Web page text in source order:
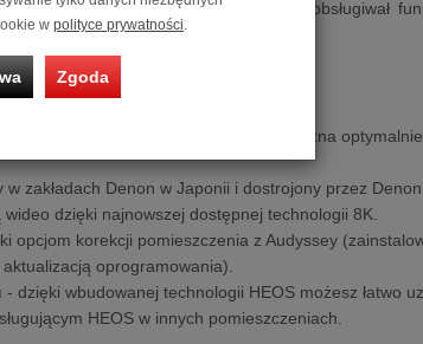
jakości kinowej. AVC-X4800H będzie obsługiwał
opcjom konfiguracji, urządzenie można
zakładach Denon w Japonii i dostrojony przez
dzięki najnowszej dostępnej technologii 8K.
opcjom korekcji pomieszczenia z Audyssey
oprogramowania).
- dzięki wbudowanej technologii HEOS możesz łatwo
HEOS w innych pomieszczeniach.
w polityce prywatności
Zgoda